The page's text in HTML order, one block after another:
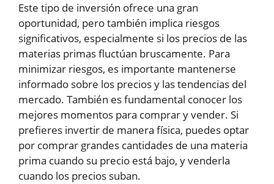
Este tipo de inversión ofrece una gran
oportunidad, pero también implica riesgos
significativos, especialmente si los precios de las
materias primas fluctúan bruscamente. Para
minimizar riesgos, es importante mantenerse
informado sobre los precios y las tendencias del
mercado. También es fundamental conocer los
mejores momentos para comprar y vender. Si
prefieres invertir de manera física, puedes optar
por comprar grandes cantidades de una materia
prima cuando su precio está bajo, y venderla
cuando los precios suban.